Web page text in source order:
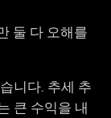
둘 다 오해를
니다. 추세 추
큰 수익을 내